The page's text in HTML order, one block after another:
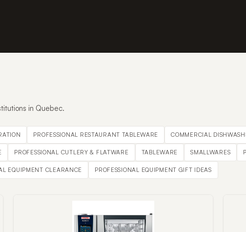
in Quebec.
PROFESSIONAL RESTAURANT TABLEWARE COMMERCIAL
PROFESSIONAL CUTLERY & FLATWARE TABLEWARE SMALLWARES
EQUIPMENT CLEARANCE PROFESSIONAL EQUIPMENT GIFT IDEAS